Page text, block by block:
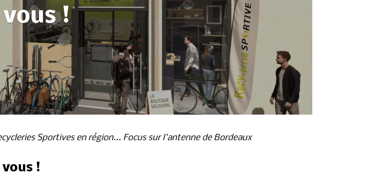
vous !
Sportives en région... Focus sur l'antenne de Bordeaux
!